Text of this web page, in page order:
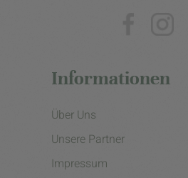
Informationen
Über Uns
Unsere Partner
Impressum